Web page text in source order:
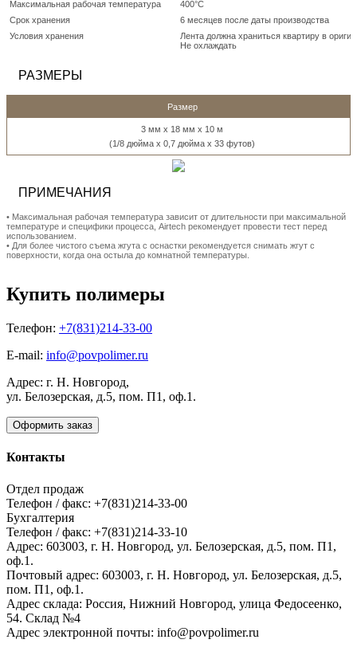
Максимальная рабочая температура
400°C
Срок хранения
6 месяцев после даты производства
Условия хранения
Лента должна храниться квартиру в
Не охлаждать
РАЗМЕРЫ
Размер
3 мм x 18 мм x 10 м
(1/8 дюйма x 0,7 дюйма x 33 футов)
ПРИМЕЧАНИЯ
• Максимальная рабочая температура зависит от длительности при максимальной
температуре и специфики процесса, Airtech рекомендует провести тест перед
использованием.
• Для более чистого съема жгута с оснастки рекомендуется снимать жгут с
поверхности, когда она остыла до комнатной температуры.
Купить полимеры
Телефон: +7(831)214-33-00
E-mail: info@povpolimer.ru
Адрес: г. Н. Новгород,
ул. Белозерская, д.5, пом. П1, оф.1.
Оформить заказ
Контакты
Отдел продаж
Телефон / факс: +7(831)214-33-00
Бухгалтерия
Телефон / факс: +7(831)214-33-10
Адрес: 603003, г. Н. Новгород, ул. Белозерская, д.5, пом. П1,
оф.1.
Почтовый адрес: 603003, г. Н. Новгород, ул. Белозерская, д.5,
пом. П1, оф.1.
Адрес склада: Россия, Нижний Новгород, улица Федосеенко,
54. Склад №4
Адрес электронной почты: info@povpolimer.ru